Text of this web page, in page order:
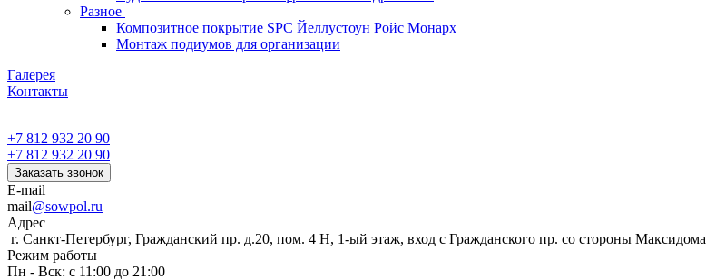
Разное
Композитное покрытие SPC Йеллустоун Ройс Монарх
Монтаж подиумов для организации
Галерея
Контакты
+7 812 932 20 90
+7 812 932 20 90
Заказать звонок
E-mail
mail@sowpol.ru
Адрес
г. Санкт-Петербург, Гражданский пр. д.20, пом. 4 Н, 1-ый этаж, вход с Гражданского пр. со стороны Максидома
Режим работы
Пн - Вск: с 11:00 до 21:00